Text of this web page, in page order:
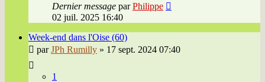
Dernier message parPhilippe
02 juil. 2025 16:40
Week-end dans l'Oise (60)
parJPh Rumilly » 17 sept. 2024 07:40
1